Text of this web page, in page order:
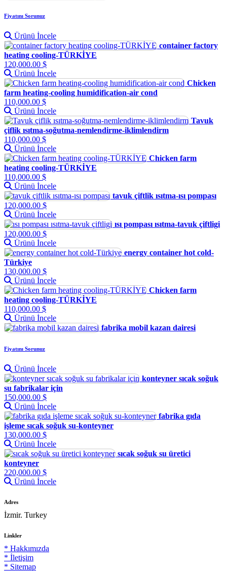
Fiyatını Sorunuz
Ürünü İncele
container factory
heating cooling-TÜRKİYE
120,000.00 $
Ürünü İncele
Chicken
farm heating-cooling humidification-air cond
110,000.00 $
Ürünü İncele
Tavuk
çiflik ısıtma-soğutma-nemlendirme-iklimlendirm
110,000.00 $
Ürünü İncele
Chicken farm
heating cooling-TÜRKİYE
110,000.00 $
Ürünü İncele
tavuk çiftlik ısıtma-ısı pompası
120,000.00 $
Ürünü İncele
ısı pompası ısıtma-tavuk çiftligi
120,000.00 $
Ürünü İncele
energy container hot cold-
Türkiye
130,000.00 $
Ürünü İncele
Chicken farm
heating cooling-TÜRKİYE
110,000.00 $
Ürünü İncele
fabrika mobil kazan dairesi
Fiyatını Sorunuz
Ürünü İncele
konteyner sıcak soğuk
su fabrikalar için
150,000.00 $
Ürünü İncele
fabrika gıda
işleme sıcak soğuk su-konteyner
130,000.00 $
Ürünü İncele
sıcak soğuk su üretici
konteyner
220,000.00 $
Ürünü İncele
Adres
İzmir. Turkey
Linkler
* Hakkımızda
* İletişim
* Sitemap